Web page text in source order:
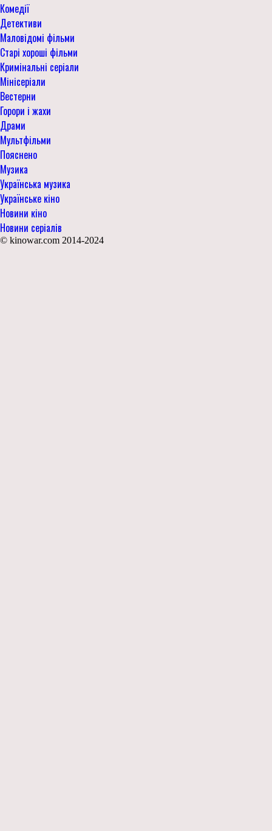
Комедії
Детективи
Маловідомі фільми
Старі хороші фільми
Кримінальні серіали
Мінісеріали
Вестерни
Горори і жахи
Драми
Мультфільми
Пояснено
Музика
Українська музика
Українське кіно
Новини кіно
Новини серіалів
© kinowar.com 2014-2024